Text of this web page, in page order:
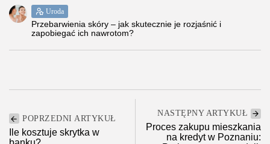
Uroda
Przebarwienia skóry – jak skutecznie je rozjaśnić i
zapobiegać ich nawrotom?
POPRZEDNI ARTYKUŁ
Ile kosztuje skrytka w
NASTĘPNY ARTYKUŁ
Proces zakupu mieszkania
na kredyt w Poznaniu: